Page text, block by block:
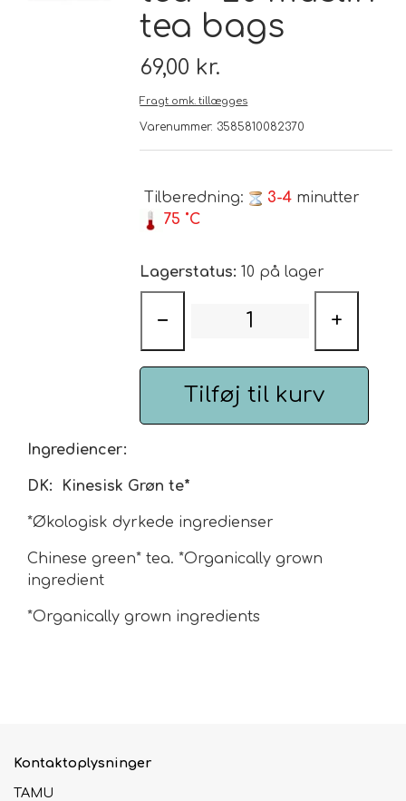
Brand
Te
Sort Te
Grøn Hvid Te
Rooibush
Husets Teblandinger
Chaplon Te
Matcha te og tilbehør
Nyheder
Åbningstider
tea bags
69,00 kr.
Fragt omk. tillægges
Varenummer: 3585810082370
Tilberedning: 3-4 minutter
75 ˚C
Lagerstatus: 10 på lager
− +
Tilføj til kurv
Ingrediencer:
DK: Kinesisk Grøn te*
*Økologisk dyrkede ingredienser
Chinese green* tea. *Organically grown
ingredient
*Organically grown ingredients
Kontaktoplysninger
TAMU